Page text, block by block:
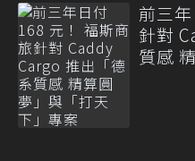
前三
針對
質感